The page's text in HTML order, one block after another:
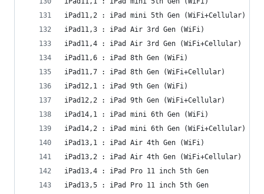
iPad11,2 : iPad mini 5th Gen (WiFi+Cellular)
iPad11,3 : iPad Air 3rd Gen (WiFi)
iPad11,4 : iPad Air 3rd Gen (WiFi+Cellular)
iPad11,6 : iPad 8th Gen (WiFi)
iPad11,7 : iPad 8th Gen (WiFi+Cellular)
iPad12,1 : iPad 9th Gen (WiFi)
iPad12,2 : iPad 9th Gen (WiFi+Cellular)
iPad14,1 : iPad mini 6th Gen (WiFi)
iPad14,2 : iPad mini 6th Gen (WiFi+Cellular)
iPad13,1 : iPad Air 4th Gen (WiFi)
iPad13,2 : iPad Air 4th Gen (WiFi+Cellular)
iPad13,4 : iPad Pro 11 inch 5th Gen
iPad13,5 : iPad Pro 11 inch 5th Gen